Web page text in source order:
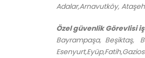
Adalar,Arnavutköy,
Özel güvenlik Görevlisi
Bayrampaşa, Beşiktaş,